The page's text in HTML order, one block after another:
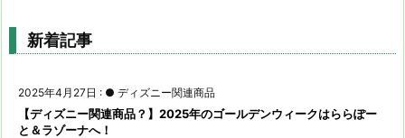
新着記事
2025年4月27日 : ● ディズニー関連商品
【ディズニー関連商品？】2025年のゴールデンウィークはららぽー
と＆ラゾーナへ！